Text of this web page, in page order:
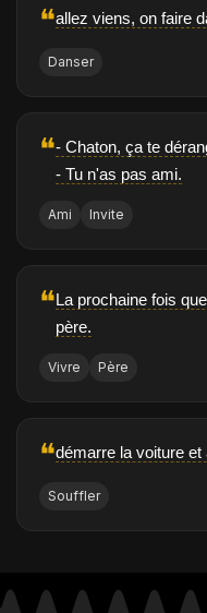
❝allez viens, on faire
Danser
❝- Chaton, ça te
- Tu n'as pas ami.
Ami Invite
❝La prochaine fois
père.
Vivre Père
❝démarre la voiture
Souffler